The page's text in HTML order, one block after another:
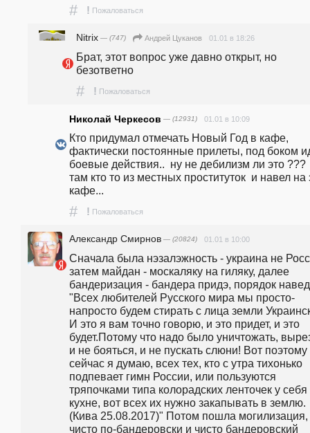
# ! Пожаловаться
Nitrix — (747) Андрей Цуканов 01.01 в 18:26
Брат, этот вопрос уже давно открыт, но
безответно
# ! Пожаловаться
Николай Черкесов — (12931) 01.01 в 10:09
Кто придумал отмечать Новый Год в кафе,
фактически постоянные прилеты, под боком
боевые действия..  ну не дебилизм ли это ???
там кто то из местных проституток  и навел на
кафе...
# ! Пожаловаться
Александр Смирнов — (20824) 01.01 в 10:00
Сначала была нэзалэжность - украина не
затем майдан - москаляку на гиляку, далее
бандеризация - бандера придэ, порядок
"Всех любителей Русского мира мы просто-
напросто будем стирать с лица земли
И это я вам точно говорю, и это придет, и это
будет.Потому что надо было уничтожать,
и не бояться, и не пускать слюни! Вот поэтому
сейчас я думаю, всех тех, кто с утра тихонько
подпевает гимн России, или пользуются
тряпочками типа колорадских ленточек у себя
кухне, вот всех их нужно закапывать в землю.
(Кива 25.08.2017)" Потом пошла могилизация,
чисто по-бандеровски и чисто бандеровский